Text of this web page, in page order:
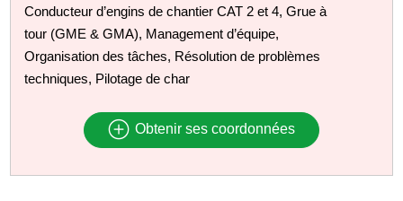
Conducteur d’engins de chantier CAT 2 et 4, Grue à
tour (GME & GMA), Management d’équipe,
Organisation des tâches, Résolution de problèmes
techniques, Pilotage de char
Obtenir ses coordonnées